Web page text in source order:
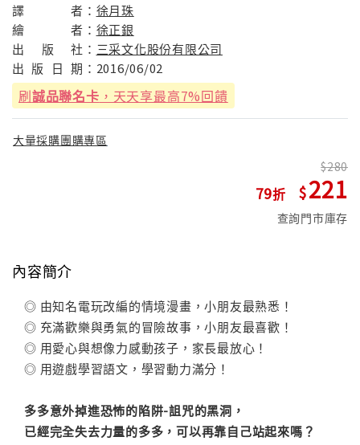
譯
者： 徐月珠
繪
者： 徐正銀
出
版 社： 三采文化股份有限公司
出 版 日 期： 2016/06/02
刷誠品聯名卡 ，天天享最高7%回饋
大量採購團購專區
79
280
221
查詢門市庫存
內容簡介
◎ 由知名電玩改編的情境漫畫，小朋友最熟悉！
◎ 充滿歡樂與勇氣的冒險故事，小朋友最喜歡！
◎ 用愛心與想像力感動孩子，家長最放心！
◎ 用遊戲學習語文，學習動力滿分！
多多意外掉進恐怖的陷阱-詛咒的黑洞，
已經完全失去力量的多多，可以再靠自己站起來嗎？